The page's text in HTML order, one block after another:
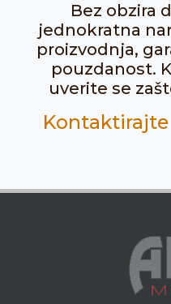
Bez obzira
jednokratna
proizvodnja,
pouzdanost.
uverite se
Kontaktirajte